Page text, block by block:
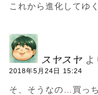
これから進化してゆ
スヤスヤ よ
2018年5月24日 15:24
そ、そうなの…買っ